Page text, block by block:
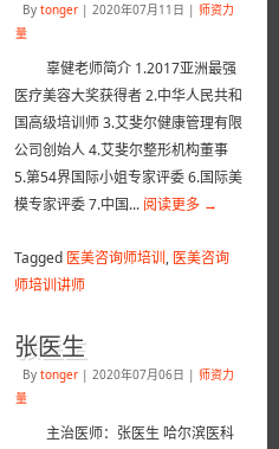
By tonger | 2020年07月11日 | 师资力
量
辜健老师简介 1.2017亚洲最强
医疗美容大奖获得者 2.中华人民共和
国高级培训师 3.艾斐尔健康管理有限
公司创始人 4.艾斐尔整形机构董事
5.第54界国际小姐专家评委 6.国际美
模专家评委 7.中国... 阅读更多 →
Tagged 医美咨询师培训, 医美咨询
师培训讲师
张医生
By tonger | 2020年07月06日 | 师资力
量
主治医师：张医生 哈尔滨医科